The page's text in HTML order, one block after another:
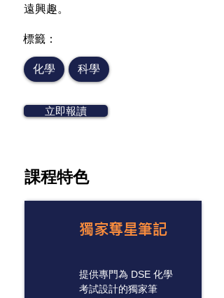
遠興趣。
​標籤：
化學 科學
立即報讀
​課程特色
獨家奪星筆記
提供專門為 DSE 化學
考試設計的獨家筆